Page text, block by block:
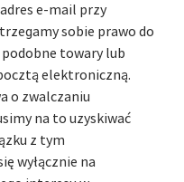
e-mail przy
sobie prawo do
towary lub
elektroniczną.
o zwalczaniu
na to uzyskiwać
z tym
wyłącznie na